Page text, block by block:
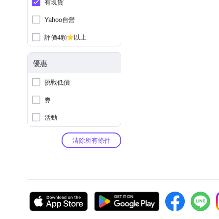
Yahoo自營
評價4顆
以上
優惠
挑戰低價
券
活動
清除所有條件